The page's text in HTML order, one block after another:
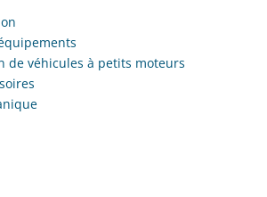
de véhicules à petits moteurs